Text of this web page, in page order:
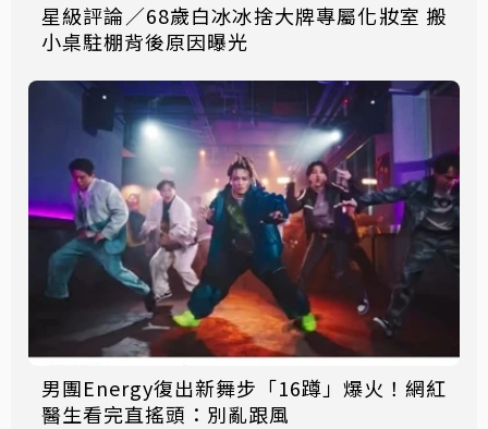
星級評論／68歲白冰冰捨大牌專屬化妝室 搬
小桌駐棚背後原因曝光
男團Energy復出新舞步「16蹲」爆火！網紅
醫生看完直搖頭：別亂跟風